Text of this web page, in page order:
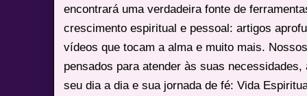
encontrará uma verdadeira fonte de
crescimento espiritual e pessoal: artigos
vídeos que tocam a alma e muito mais.
pensados para atender às suas
seu dia a dia e sua jornada de fé: Vida